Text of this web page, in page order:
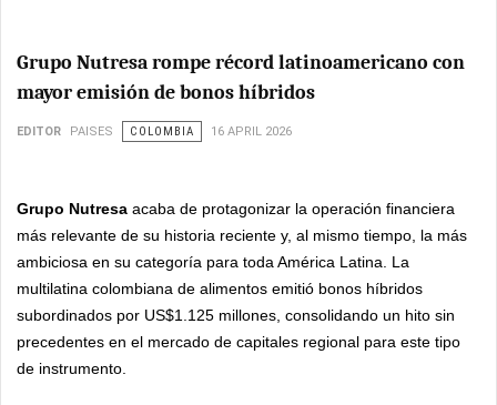
Grupo Nutresa rompe récord latinoamericano con
mayor emisión de bonos híbridos
EDITOR PAISES COLOMBIA 16 APRIL 2026
Grupo Nutresa acaba de protagonizar la operación financiera
más relevante de su historia reciente y, al mismo tiempo, la más
ambiciosa en su categoría para toda América Latina. La
multilatina colombiana de alimentos emitió bonos híbridos
subordinados por US$1.125 millones, consolidando un hito sin
precedentes en el mercado de capitales regional para este tipo
de instrumento.